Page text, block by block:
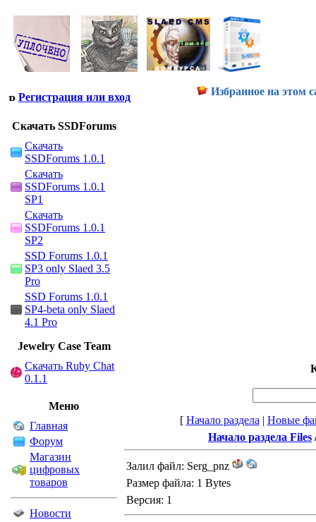
Регистрация или вход Избранное на этом
Скачать SSDForums
Скачать
SSDForums 1.0.1
Скачать
SSDForums 1.0.1
SP1
Скачать
SSDForums 1.0.1
SP2
SSD Forums 1.0.1
SP3 only Slaed 3.5
Pro
SSD Forums 1.0.1
SP4-beta only Slaed
4.1 Pro
Jewelry Сase Team
Скачать Ruby Chat
0.1.1
Меню
Главная
Форум
Магазин
цифровых
товаров
Новости
[ Начало раздела | Новые
Начало раздела Files
Залил файл: Serg_pnz
Размер файла: 1 Bytes
Версия: 1